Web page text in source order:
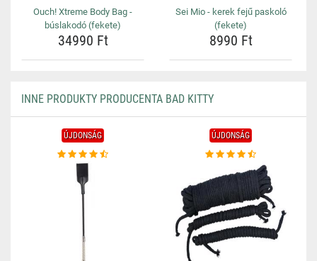
Ouch! Xtreme Body Bag -
búslakodó (fekete)
34990 Ft
Sei Mio - kerek fejű paskoló
(fekete)
8990 Ft
INNE PRODUKTY PRODUCENTA BAD KITTY
ÚJDONSÁG ÚJDONSÁG